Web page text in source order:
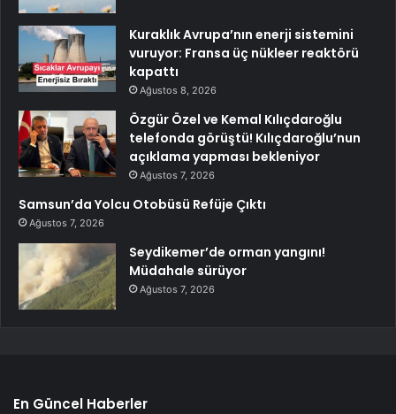
Kuraklık Avrupa’nın enerji sistemini
vuruyor: Fransa üç nükleer reaktörü
kapattı
Ağustos 8, 2026
Özgür Özel ve Kemal Kılıçdaroğlu
telefonda görüştü! Kılıçdaroğlu’nun
açıklama yapması bekleniyor
Ağustos 7, 2026
Samsun’da Yolcu Otobüsü Refüje Çıktı
Ağustos 7, 2026
Seydikemer’de orman yangını!
Müdahale sürüyor
Ağustos 7, 2026
En Güncel Haberler